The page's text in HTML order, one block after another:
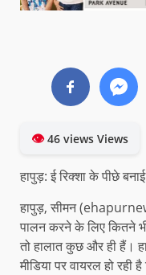
👁46 views Views
हापुड़: ई रिक्शा के पीछे
हापुड़, सीमन
पालन करने के लिए कितने
तो हालात कुछ और ही हैं।
मीडिया पर वायरल हो